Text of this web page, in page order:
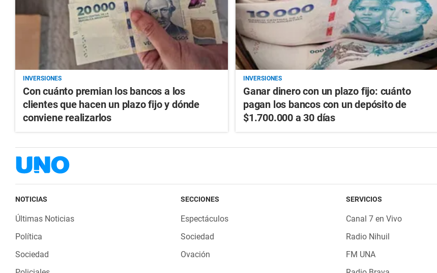
INVERSIONES
Con cuánto premian los bancos a los
clientes que hacen un plazo fijo y dónde
conviene realizarlos
INVERSIONES
Ganar dinero con un plazo fijo: cuánto
pagan los bancos con un depósito de
$1.700.000 a 30 días
NOTICIAS
Últimas Noticias
Política
Sociedad
SECCIONES
Espectáculos
Sociedad
Ovación
SERVICIOS
Canal 7 en Vivo
Radio Nihuil
FM UNA